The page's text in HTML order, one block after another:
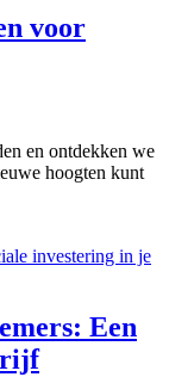
voor
en ontdekken we
hoogten kunt
Een